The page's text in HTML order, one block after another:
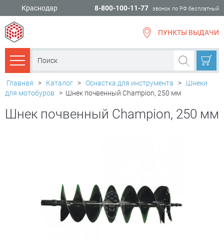
Краснодар 8-800-100-11-77 звонок по РФ бесплатный
ПУНКТЫ ВЫДАЧИ
Каталог товаров
Главная > Каталог > Оснастка для инструмента >
Шнеки
для мотобуров
> Шнек почвенный Champion, 250 мм
Шнек почвенный Champion, 250 мм